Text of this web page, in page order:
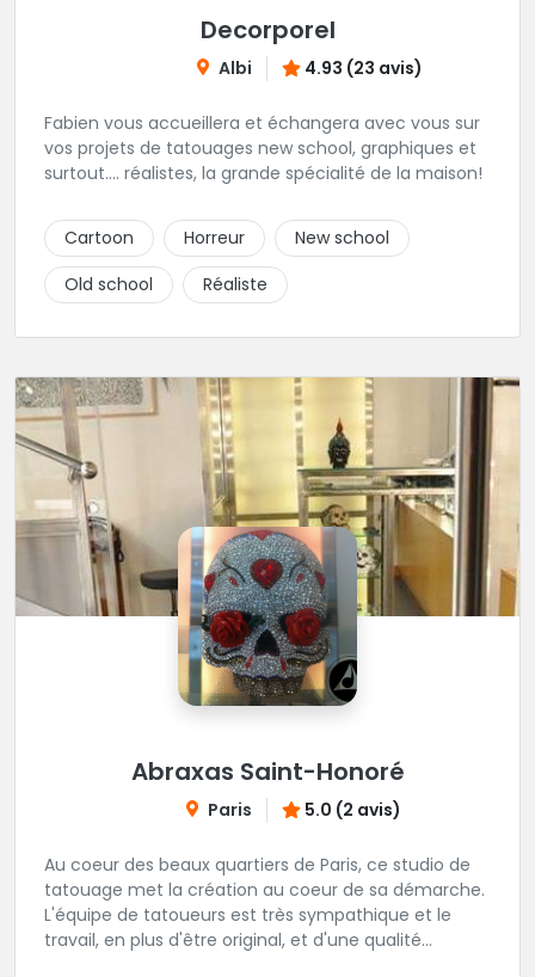
Decorporel
Albi 4.93 (23 avis)
Fabien vous accueillera et échangera avec vous sur
vos projets de tatouages new school, graphiques et
surtout.... réalistes, la grande spécialité de la maison!
Cartoon Horreur
New school
Old school
Réaliste
Abraxas Saint-Honoré
Paris 5.0 (2 avis)
Au coeur des beaux quartiers de Paris, ce studio de
tatouage met la création au coeur de sa démarche.
L'équipe de tatoueurs est très sympathique et le
travail, en plus d'être original, et d'une qualité